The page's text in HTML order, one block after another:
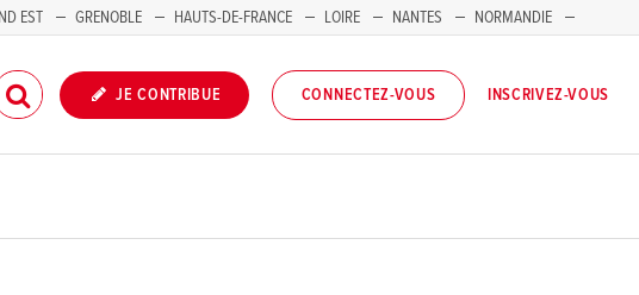
EST GRENOBLE HAUTS-DE-FRANCE LOIRE NANTES
NORMANDIE
JE CONTRIBUE CONNECTEZ-VOUS INSCRIVEZ-VOUS